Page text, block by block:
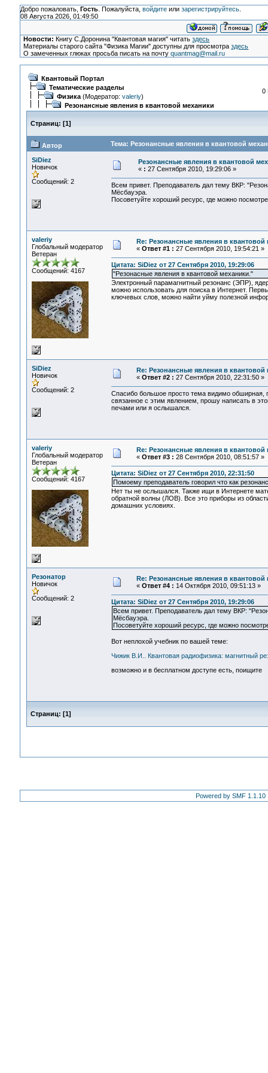
Добро пожаловать, Гость. Пожалуйста, войдитеили зарегистрируйтесь.
08 Августа 2026, 01:49:50
Новости: Книгу С.Доронина "Квантовая магия" читатьздесь
Материалы старого сайта "Физика Магии" доступны для просмотраздесь
О замеченных глюках просьба писать на почтуquantmag@mail.ru
Квантовый Портал
Тематические разделы
Физика(Модератор: valeriy)
Резонансные явления в квантовой механики
0
Страниц: [1]
Автор Тема: Резонансные явления в квантовой
SiDiez
Новичок
Сообщений: 2
Резонансные явления в квантовой
« : 27 Сентября 2010, 19:29:06 »
Всем привет. Преподаватель дал тему ВКР:
Мёсбауэра.
Посоветуйте хороший ресурс, где можно
valeriy
Глобальный модератор
Ветеран
Сообщений: 4167
Re: Резонансные явления в квантовой
« Ответ #1 : 27 Сентября 2010, 19:54:21 »
Цитата: SiDiez от 27 Сентября 2010, 19:29:06
"Резонасные явления в квантовой механики."
Электронный парамагнитный резонанс (ЭПР),
можно использовать для поиска в Интернет.
ключевых слов, можно найти уйму полезной
SiDiez
Новичок
Сообщений: 2
Re: Резонансные явления в квантовой
« Ответ #2 : 27 Сентября 2010, 22:31:50 »
Спасибо большое просто тема видимо обширная,
связанное с этим явлением, прошу написать в
печами или я ослышался.
valeriy
Глобальный модератор
Ветеран
Сообщений: 4167
Re: Резонансные явления в квантовой
« Ответ #3 : 28 Сентября 2010, 08:51:57 »
Цитата: SiDiez от 27 Сентября 2010, 22:31:50
Помоему преподаватель говорил что как
Нет ты не ослышался. Также ищи в Интернете
обратной волны (ЛОВ). Все это приборы из
домашних условиях.
Резонатор
Новичок
Сообщений: 2
Re: Резонансные явления в квантовой
« Ответ #4 : 14 Октября 2010, 09:51:13 »
Цитата: SiDiez от 27 Сентября 2010, 19:29:06
Всем привет. Преподаватель дал тему ВКР:
Мёсбауэра.
Посоветуйте хороший ресурс, где можно
Вот неплохой учебник по вашей теме:
Чижик В.И.. Квантовая радиофизика: магнитный
возможно и в бесплатном доступе есть, поищите
Страниц: [1]
Powered by SMF 1.1.10